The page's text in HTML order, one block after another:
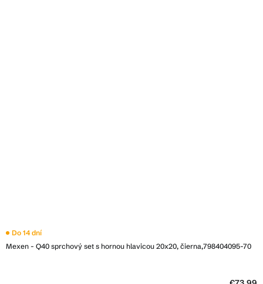
Mexen - Q40 sprchový set s hornou hlavicou 20x20, čierna,798404095-70
Do 14 dní